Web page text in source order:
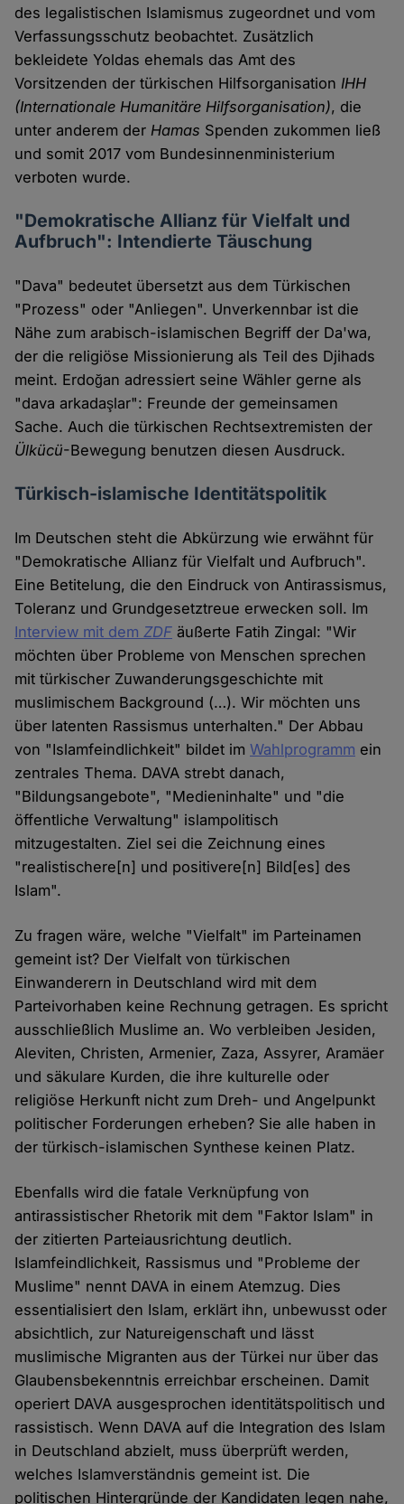
des legalistischen Islamismus zugeordnet und vom
Verfassungsschutz beobachtet. Zusätzlich
bekleidete Yoldas ehemals das Amt des
Vorsitzenden der türkischen HilfsorganisationIHH
(Internationale Humanitäre Hilfsorganisation), die
unter anderem derHamas Spenden zukommen ließ
und somit 2017 vom Bundesinnenministerium
verboten wurde.
"Demokratische Allianz für Vielfalt und
Aufbruch": Intendierte Täuschung
"Dava" bedeutet übersetzt aus dem Türkischen
"Prozess" oder "Anliegen". Unverkennbar ist die
Nähe zum arabisch-islamischen Begriff der Da'wa,
der die religiöse Missionierung als Teil des Djihads
meint. Erdoğan adressiert seine Wähler gerne als
"dava arkadaşlar": Freunde der gemeinsamen
Sache. Auch die türkischen Rechtsextremisten der
Ülkücü-Bewegung benutzen diesen Ausdruck.
Türkisch-islamische Identitätspolitik
Im Deutschen steht die Abkürzung wie erwähnt für
"Demokratische Allianz für Vielfalt und Aufbruch".
Eine Betitelung, die den Eindruck von Antirassismus,
Toleranz und Grundgesetztreue erwecken soll. Im
Interview mit demZDF äußerte Fatih Zingal: "Wir
möchten über Probleme von Menschen sprechen
mit türkischer Zuwanderungsgeschichte mit
muslimischem Background (…). Wir möchten uns
über latenten Rassismus unterhalten." Der Abbau
von "Islamfeindlichkeit" bildet imWahlprogramm ein
zentrales Thema. DAVA strebt danach,
"Bildungsangebote", "Medieninhalte" und "die
öffentliche Verwaltung" islampolitisch
mitzugestalten. Ziel sei die Zeichnung eines
"realistischere[n] und positivere[n] Bild[es] des
Islam".
Zu fragen wäre, welche "Vielfalt" im Parteinamen
gemeint ist? Der Vielfalt von türkischen
Einwanderern in Deutschland wird mit dem
Parteivorhaben keine Rechnung getragen. Es spricht
ausschließlich Muslime an. Wo verbleiben Jesiden,
Aleviten, Christen, Armenier, Zaza, Assyrer, Aramäer
und säkulare Kurden, die ihre kulturelle oder
religiöse Herkunft nicht zum Dreh- und Angelpunkt
politischer Forderungen erheben? Sie alle haben in
der türkisch-islamischen Synthese keinen Platz.
Ebenfalls wird die fatale Verknüpfung von
antirassistischer Rhetorik mit dem "Faktor Islam" in
der zitierten Parteiausrichtung deutlich.
Islamfeindlichkeit, Rassismus und "Probleme der
Muslime" nennt DAVA in einem Atemzug. Dies
essentialisiert den Islam, erklärt ihn, unbewusst oder
absichtlich, zur Natureigenschaft und lässt
muslimische Migranten aus der Türkei nur über das
Glaubensbekenntnis erreichbar erscheinen. Damit
operiert DAVA ausgesprochen identitätspolitisch und
rassistisch. Wenn DAVA auf die Integration des Islam
in Deutschland abzielt, muss überprüft werden,
welches Islamverständnis gemeint ist. Die
politischen Hintergründe der Kandidaten legen nahe,